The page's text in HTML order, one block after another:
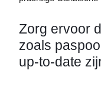
Zorg ervoor
zoals
up-to-date